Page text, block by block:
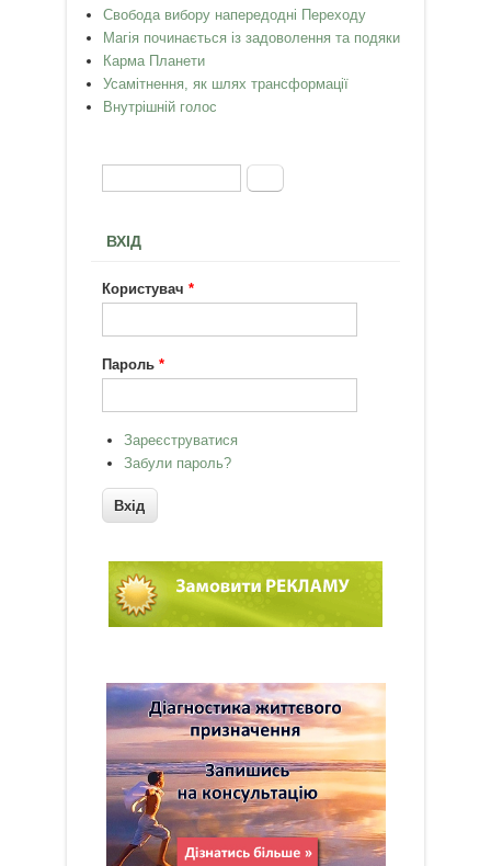
Свобода вибору напередодні Переходу
Магія починається із задоволення та подяки
Карма Планети
Усамітнення, як шлях трансформації
Внутрішній голос
Пошукова форма
Пошук
ВХІД
Користувач*
Пароль*
Зареєструватися
Забули пароль?